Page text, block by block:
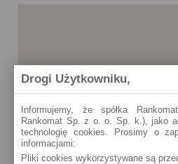
Drogi Użytkowniku,
Informujemy, że spółka
Rankomat Sp. z o. o. Sp. k.), jako
technologię cookies. Prosimy o
informacjami:
Pliki cookies wykorzystywane są